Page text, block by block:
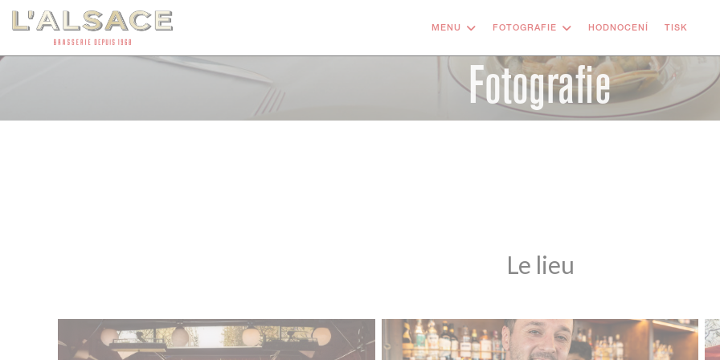
Panel pro správu cookies
MENU FOTOGRAFIE HODNOCENÍ
TISK
Fotografie
Le lieu